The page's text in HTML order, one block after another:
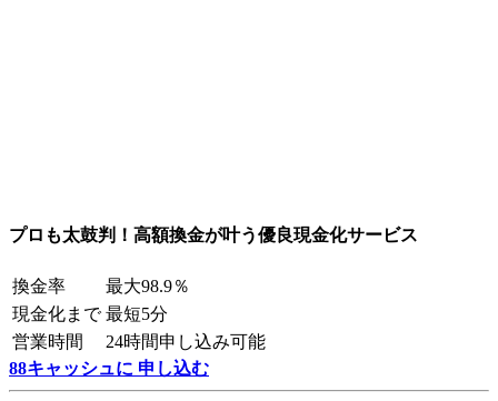
プロも太鼓判！高額換金が叶う優良現金化サービス
換金率
最大98.9％
現金化まで 最短5分
営業時間
24時間申し込み可能
88キャッシュに 申し込む